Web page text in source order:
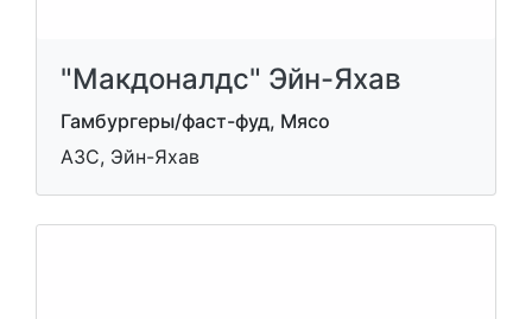
"Макдоналдс" Эйн-Яхав
Гамбургеры/фаст-фуд, Мясо
АЗС, Эйн-Яхав